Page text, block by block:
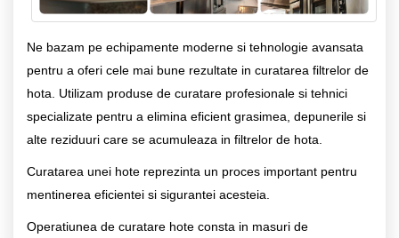
Ne bazam pe echipamente moderne si tehnologie avansata
pentru a oferi cele mai bune rezultate in curatarea filtrelor de
hota. Utilizam produse de curatare profesionale si tehnici
specializate pentru a elimina eficient grasimea, depunerile si
alte reziduuri care se acumuleaza in filtrelor de hota.
Curatarea unei hote reprezinta un proces important pentru
mentinerea eficientei si sigurantei acesteia.
Operatiunea de curatare hote consta in masuri de